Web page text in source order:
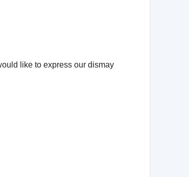
like to express our dismay